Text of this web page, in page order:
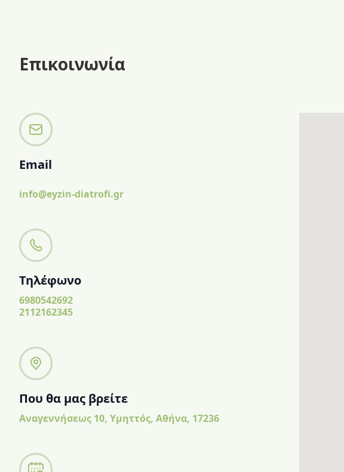
Επικοινωνία
Email
info@eyzin-diatrofi.gr
Τηλέφωνο
6980542692
2112162345
Που θα μας βρείτε
Αναγεννήσεως 10, Υμηττός, Αθήνα, 17236